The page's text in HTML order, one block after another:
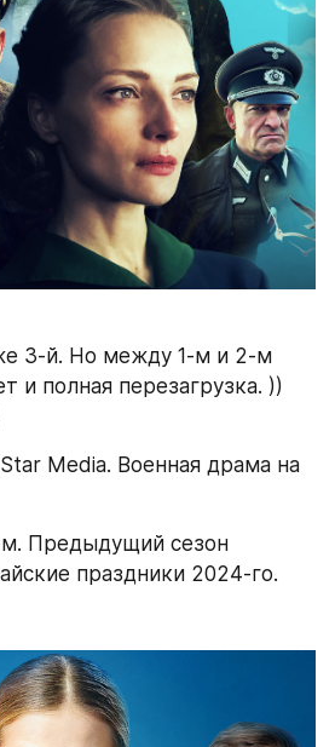
3-й. Но между 1-м и 2-м
и полная перезагрузка. ))
Media. Военная драма на
Предыдущий сезон
праздники 2024-го.